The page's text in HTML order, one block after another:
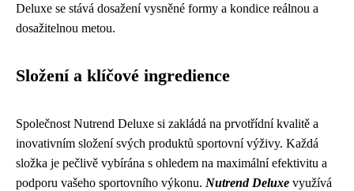
Deluxe se stává dosažení vysněné formy a kondice reálnou a
dosažitelnou metou.
Složení a klíčové ingredience
Společnost Nutrend Deluxe si zakládá na prvotřídní kvalitě a
inovativním složení svých produktů sportovní výživy. Každá
složka je pečlivě vybírána s ohledem na maximální efektivitu a
podporu vašeho sportovního výkonu. Nutrend Deluxe využívá